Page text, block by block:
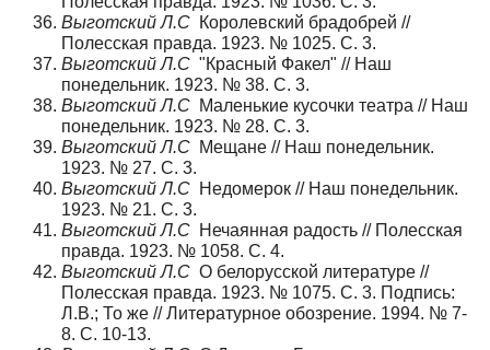
Выготский Л.С Королевский брадобрей //
Полесская правда. 1923. № 1025. С. 3.
Выготский Л.С "Красный Факел" // Наш
понедельник. 1923. № 38. С. 3.
Выготский Л.С Маленькие кусочки театра // Наш
понедельник. 1923. № 28. С. 3.
Выготский Л.С Мещане // Наш понедельник.
1923. № 27. С. 3.
Выготский Л.С Недомерок // Наш понедельник.
1923. № 21. С. 3.
Выготский Л.С Нечаянная радость // Полесская
правда. 1923. № 1058. С. 4.
Выготский Л.С О белорусской литературе //
Полесская правда. 1923. № 1075. С. 3. Подпись:
Л.В.; То же // Литературное обозрение. 1994. № 7-
8. С. 10-13.